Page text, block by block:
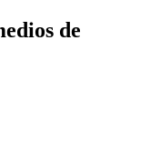
de